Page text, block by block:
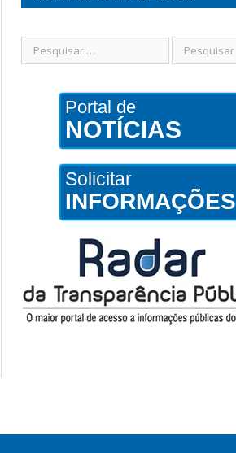
Portal de
NOTÍCIAS
Solicitar
INFORMAÇÕES